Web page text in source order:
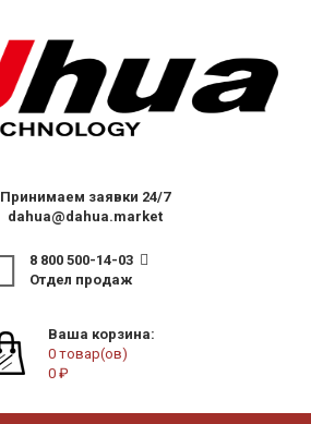
Принимаем заявки 24/7
dahua@dahua.market
8 800 500-14-03
Отдел продаж
Ваша корзина:
0 товар(ов)
0 ₽